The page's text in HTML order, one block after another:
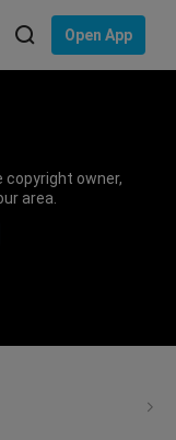
Open App
copyright owner,
area.